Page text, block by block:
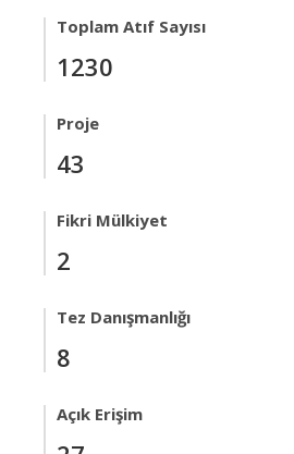
Toplam Atıf Sayısı
1230
Proje
43
Fikri Mülkiyet
2
Tez Danışmanlığı
8
Açık Erişim